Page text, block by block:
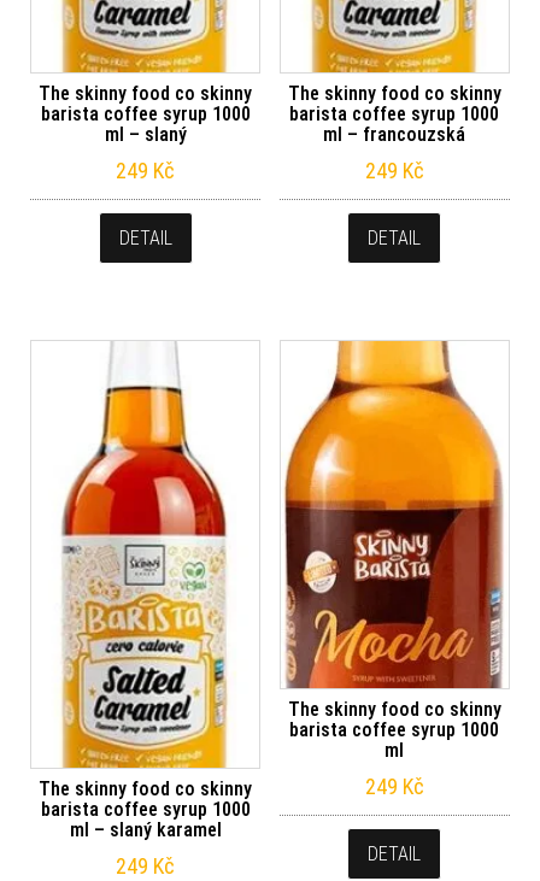
The skinny food co skinny
barista coffee syrup 1000
ml – slaný
249 Kč
DETAIL
The skinny food co skinny
barista coffee syrup 1000
ml – francouzská
249 Kč
DETAIL
The skinny food co skinny
barista coffee syrup 1000
ml – slaný karamel
249 Kč
The skinny food co skinny
barista coffee syrup 1000
ml
249 Kč
DETAIL